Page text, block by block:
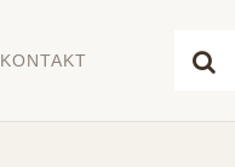
KONTAKT